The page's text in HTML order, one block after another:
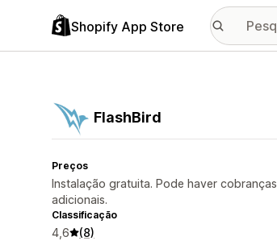
Shopify App Store
FlashBird
Preços
Instalação gratuita. Pode haver cobranças
adicionais.
Classificação
4,6 (8)